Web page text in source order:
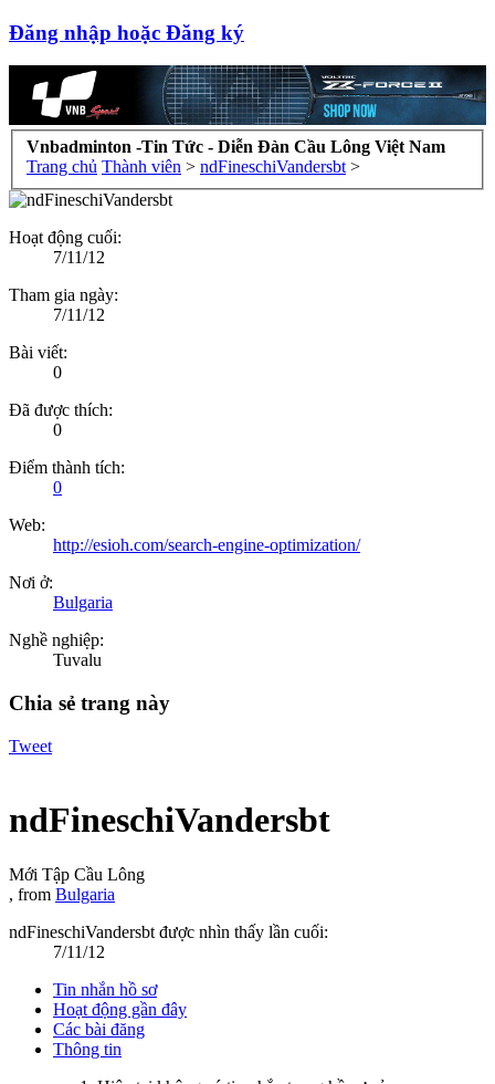
Đăng nhập hoặc Đăng ký
Vnbadminton -Tin Tức - Diễn Đàn Cầu Lông Việt Nam
Trang chủ Thành viên > ndFineschiVandersbt >
Hoạt động cuối:
7/11/12
Tham gia ngày:
7/11/12
Bài viết:
0
Đã được thích:
0
Điểm thành tích:
0
Web:
http://esioh.com/search-engine-optimization/
Nơi ở:
Bulgaria
Nghề nghiệp:
Tuvalu
Chia sẻ trang này
Tweet
ndFineschiVandersbt
Mới Tập Cầu Lông
, from Bulgaria
ndFineschiVandersbt được nhìn thấy lần cuối:
7/11/12
Tin nhắn hồ sơ
Hoạt động gần đây
Các bài đăng
Thông tin